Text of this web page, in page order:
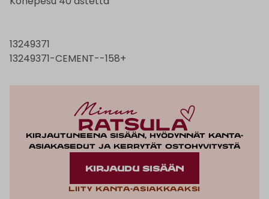
13249371
13249371-CEMENT--158+
Kirjautuneena sisään, hyödynnät kanta-
asiakasedut ja kerrytät ostohyvitystä
KIRJAUDU SISÄÄN
Liity kanta-asiakkaaksi